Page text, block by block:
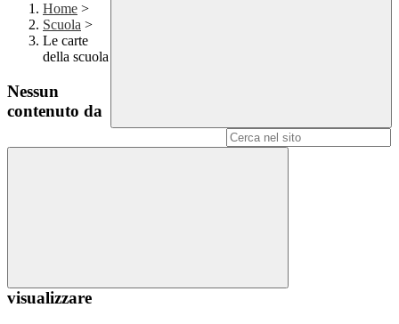
Home >
Scuola >
Le carte
della scuola
Nessun
contenuto da
visualizzare